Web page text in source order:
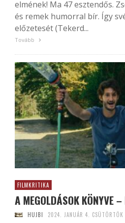
elmének! Ma 47 esztendős.
és remek humorral bír. Így
előzetesét (Tekerd...
Tovább
FILMKRITIKA
A MEGOLDÁSOK KÖNYVE
HUJBI 2024. JANUÁR 4. CSÜTÖRTÖK